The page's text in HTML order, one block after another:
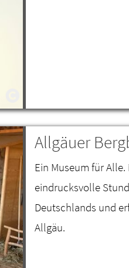
Allgäuer
Ein Museum für
eindrucksvolle
Deutschlands und
Allgäu.